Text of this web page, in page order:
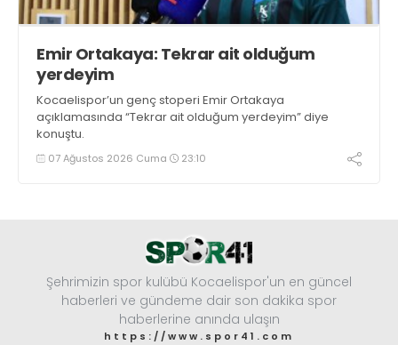
Emir Ortakaya: Tekrar ait olduğum
yerdeyim
Kocaelispor’un genç stoperi Emir Ortakaya
açıklamasında “Tekrar ait olduğum yerdeyim” diye
konuştu.
07 Ağustos 2026 Cuma 23:10
Şehrimizin spor kulübü Kocaelispor'un en güncel
haberleri ve gündeme dair son dakika spor
haberlerine anında ulaşın
https://www.spor41.com